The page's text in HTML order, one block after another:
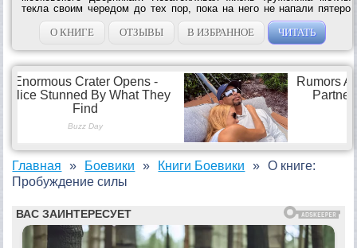
текла своим чередом до тех пор, пока на него не напали пятеро
отморозков. Сразу же дали о себе знать затаившиеся в
подсознании навыки...
О КНИГЕ ОТЗЫВЫ В ИЗБРАННОЕ ЧИТАТЬ
Главная Боевики Книги Боевики
О книге:
Пробуждение силы